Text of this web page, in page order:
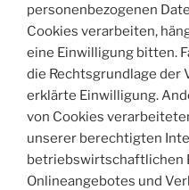
personenbezogenen
Cookies verarbeiten,
eine Einwilligung bitten.
die Rechtsgrundlage der
erklärte Einwilligung.
von Cookies
unserer berechtigten
betriebswirtschaftlichen
Onlineangebotes und